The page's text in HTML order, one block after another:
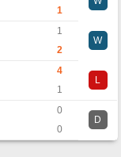
1
1
W
2
4
L
1
0
D
0